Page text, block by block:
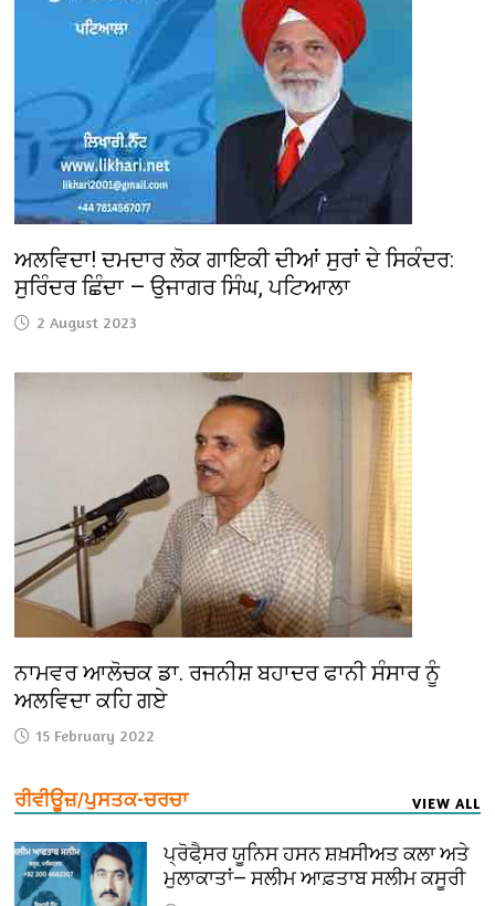
ਅਲਵਿਦਾ! ਦਮਦਾਰ ਲੋਕ ਗਾਇਕੀ ਦੀਆਂ ਸੁਰਾਂ ਦੇ ਸਿਕੰਦਰ:
ਸੁਰਿੰਦਰ ਛਿੰਦਾ — ਉਜਾਗਰ ਸਿੰਘ, ਪਟਿਆਲਾ
2 August 2023
ਨਾਮਵਰ ਆਲੋਚਕ ਡਾ. ਰਜਨੀਸ਼ ਬਹਾਦਰ ਫਾਨੀ ਸੰਸਾਰ ਨੂੰ
ਅਲਵਿਦਾ ਕਹਿ ਗਏ
15 February 2022
ਰੀਵੀਊਜ਼/ਪੁਸਤਕ-ਚਰਚਾ VIEW ALL
ਪ੍ਰੋਫੈ਼ਸਰ ਯੂਨਿਸ ਹਸਨ ਸ਼ਖ਼ਸੀਅਤ ਕਲਾ ਅਤੇ
ਮੁਲਾਕਾਤਾਂ— ਸਲੀਮ ਆਫ਼ਤਾਬ ਸਲੀਮ ਕਸੂਰੀ